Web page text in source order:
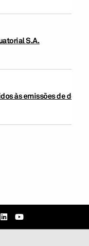
S.A.
às emissões de